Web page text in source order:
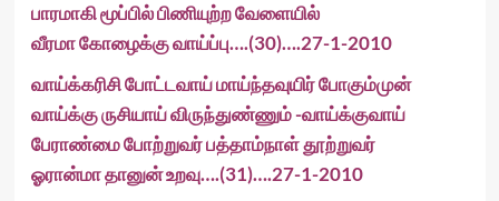
பாரமாகி மூப்பில் பிணியுற்ற வேளையில்
வீரமா கோழைக்கு வாய்ப்பு….(30)….27-1-2010
வாய்க்கரிசி போட்டவாய் மாய்ந்தவுயிர் போகும்முன்
வாய்க்கு ருசியாய் விருந்துண்ணும் -வாய்க்குவாய்
பேராண்மை போற்றுவர் பத்தாம்நாள் தூற்றுவர்
ஓரான்மா தானுன் உறவு….(31)….27-1-2010